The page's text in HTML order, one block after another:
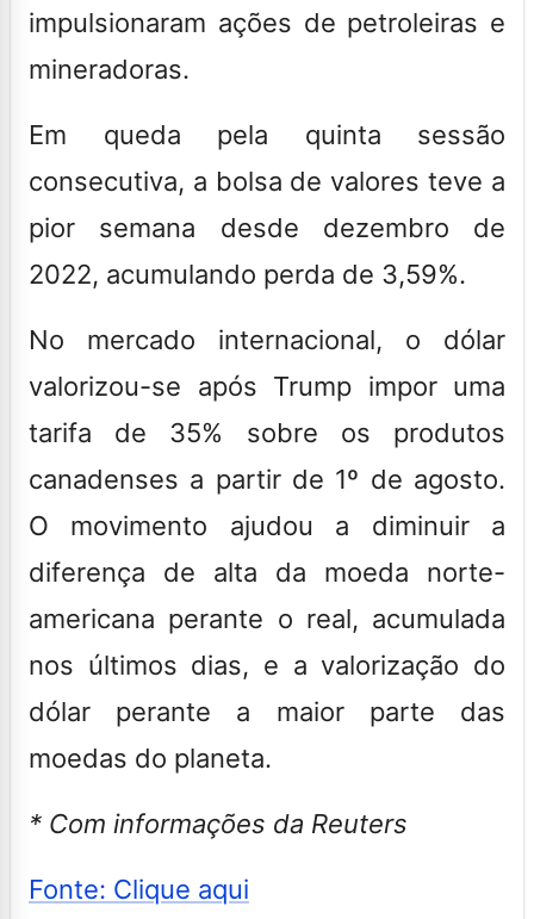
impulsionaram ações de petroleiras e
mineradoras.
Em queda pela quinta sessão
consecutiva, a bolsa de valores teve a
pior semana desde dezembro de
2022, acumulando perda de 3,59%.
No mercado internacional, o dólar
valorizou-se após Trump impor uma
tarifa de 35% sobre os produtos
canadenses a partir de 1º de agosto.
O movimento ajudou a diminuir a
diferença de alta da moeda norte-
americana perante o real, acumulada
nos últimos dias, e a valorização do
dólar perante a maior parte das
moedas do planeta.
* Com informações da Reuters
Fonte: Clique aqui